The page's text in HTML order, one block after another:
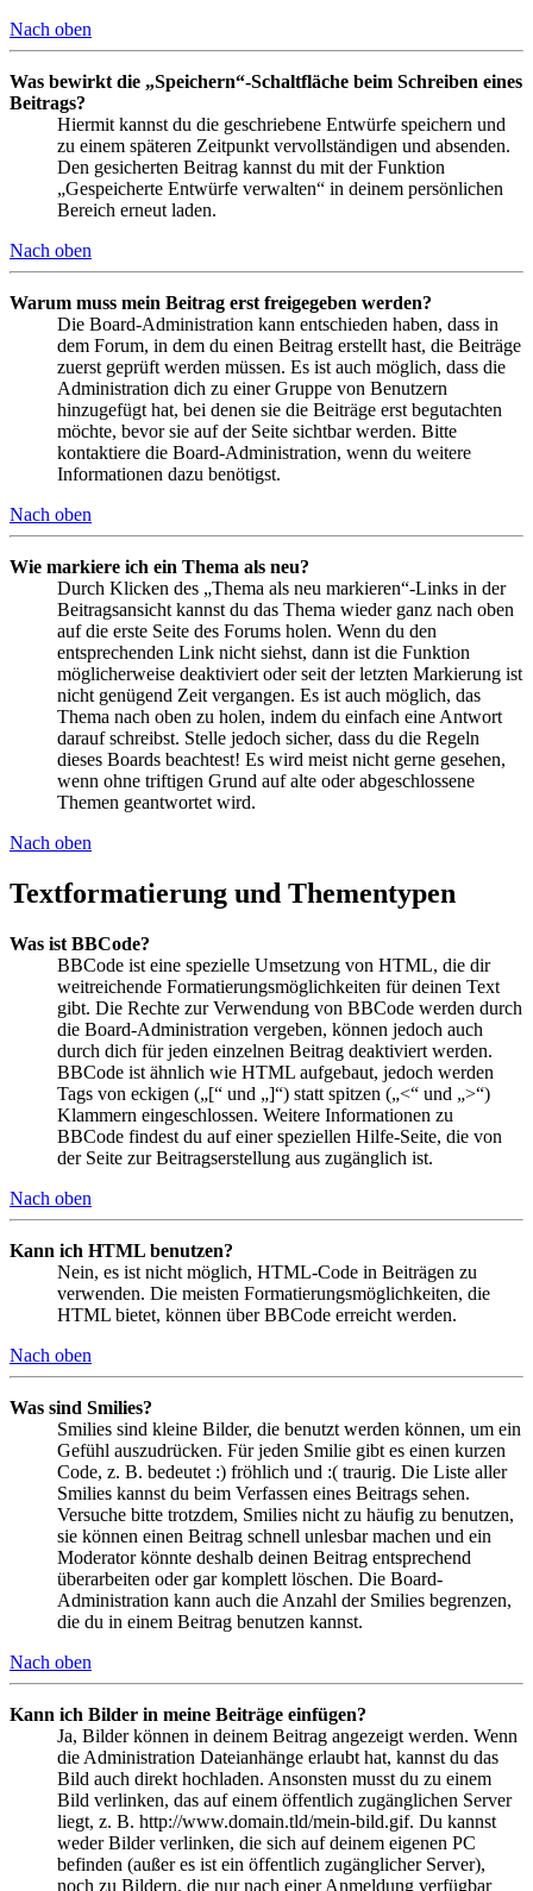
Nach oben
Was bewirkt die „Speichern“-Schaltfläche beim Schreiben eines
Beitrags?
Hiermit kannst du die geschriebene Entwürfe speichern und
zu einem späteren Zeitpunkt vervollständigen und absenden.
Den gesicherten Beitrag kannst du mit der Funktion
„Gespeicherte Entwürfe verwalten“ in deinem persönlichen
Bereich erneut laden.
Nach oben
Warum muss mein Beitrag erst freigegeben werden?
Die Board-Administration kann entschieden haben, dass in
dem Forum, in dem du einen Beitrag erstellt hast, die Beiträge
zuerst geprüft werden müssen. Es ist auch möglich, dass die
Administration dich zu einer Gruppe von Benutzern
hinzugefügt hat, bei denen sie die Beiträge erst begutachten
möchte, bevor sie auf der Seite sichtbar werden. Bitte
kontaktiere die Board-Administration, wenn du weitere
Informationen dazu benötigst.
Nach oben
Wie markiere ich ein Thema als neu?
Durch Klicken des „Thema als neu markieren“-Links in der
Beitragsansicht kannst du das Thema wieder ganz nach oben
auf die erste Seite des Forums holen. Wenn du den
entsprechenden Link nicht siehst, dann ist die Funktion
möglicherweise deaktiviert oder seit der letzten Markierung ist
nicht genügend Zeit vergangen. Es ist auch möglich, das
Thema nach oben zu holen, indem du einfach eine Antwort
darauf schreibst. Stelle jedoch sicher, dass du die Regeln
dieses Boards beachtest! Es wird meist nicht gerne gesehen,
wenn ohne triftigen Grund auf alte oder abgeschlossene
Themen geantwortet wird.
Nach oben
Textformatierung und Thementypen
Was ist BBCode?
BBCode ist eine spezielle Umsetzung von HTML, die dir
weitreichende Formatierungsmöglichkeiten für deinen Text
gibt. Die Rechte zur Verwendung von BBCode werden durch
die Board-Administration vergeben, können jedoch auch
durch dich für jeden einzelnen Beitrag deaktiviert werden.
BBCode ist ähnlich wie HTML aufgebaut, jedoch werden
Tags von eckigen („[“ und „]“) statt spitzen („<“ und „>“)
Klammern eingeschlossen. Weitere Informationen zu
BBCode findest du auf einer speziellen Hilfe-Seite, die von
der Seite zur Beitragserstellung aus zugänglich ist.
Nach oben
Kann ich HTML benutzen?
Nein, es ist nicht möglich, HTML-Code in Beiträgen zu
verwenden. Die meisten Formatierungsmöglichkeiten, die
HTML bietet, können über BBCode erreicht werden.
Nach oben
Was sind Smilies?
Smilies sind kleine Bilder, die benutzt werden können, um ein
Gefühl auszudrücken. Für jeden Smilie gibt es einen kurzen
Code, z. B. bedeutet :) fröhlich und :( traurig. Die Liste aller
Smilies kannst du beim Verfassen eines Beitrags sehen.
Versuche bitte trotzdem, Smilies nicht zu häufig zu benutzen,
sie können einen Beitrag schnell unlesbar machen und ein
Moderator könnte deshalb deinen Beitrag entsprechend
überarbeiten oder gar komplett löschen. Die Board-
Administration kann auch die Anzahl der Smilies begrenzen,
die du in einem Beitrag benutzen kannst.
Nach oben
Kann ich Bilder in meine Beiträge einfügen?
Ja, Bilder können in deinem Beitrag angezeigt werden. Wenn
die Administration Dateianhänge erlaubt hat, kannst du das
Bild auch direkt hochladen. Ansonsten musst du zu einem
Bild verlinken, das auf einem öffentlich zugänglichen Server
liegt, z. B. http://www.domain.tld/mein-bild.gif. Du kannst
weder Bilder verlinken, die sich auf deinem eigenen PC
befinden (außer es ist ein öffentlich zugänglicher Server),
noch zu Bildern, die nur nach einer Anmeldung verfügbar